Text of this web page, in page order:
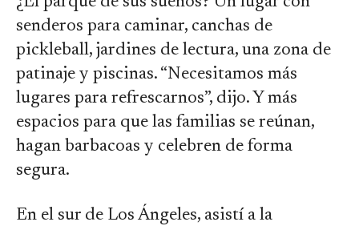
senderos para caminar, canchas de
pickleball, jardines de lectura, una zona de
patinaje y piscinas. “Necesitamos más
lugares para refrescarnos”, dijo. Y más
espacios para que las familias se reúnan,
hagan barbacoas y celebren de forma
segura.
En el sur de Los Ángeles, asistí a la